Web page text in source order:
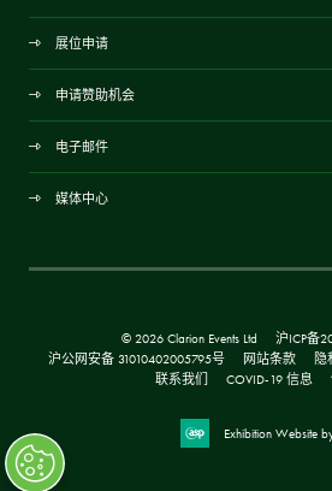
展位申请
申请赞助机会
电子邮件
媒体中心
© 2026 Clarion Events Ltd
沪ICP备
沪公网安备 31010402005795号
网站条款 隐
联系我们
COVID-19 信息
Exhibition Website